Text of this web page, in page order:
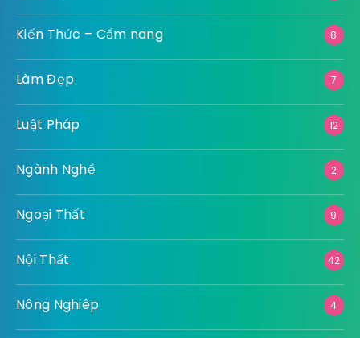
Kiến Thức – Cẩm nang 8
Làm Đẹp 7
Luật Pháp 12
Ngành Nghề 2
Ngoại Thất 9
Nội Thất 42
Nông Nghiêp 4